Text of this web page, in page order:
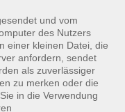
und vom
des Nutzers
einer kleinen Datei, die
anfordern, sendet
als zuverlässiger
zu merken oder die
in die Verwendung